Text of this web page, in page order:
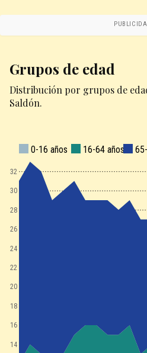
Grupos de edad
Distribución por grupos de
Saldón.
14
16
18
20
22
24
26
28
30
32
0-16 años 16-64 años